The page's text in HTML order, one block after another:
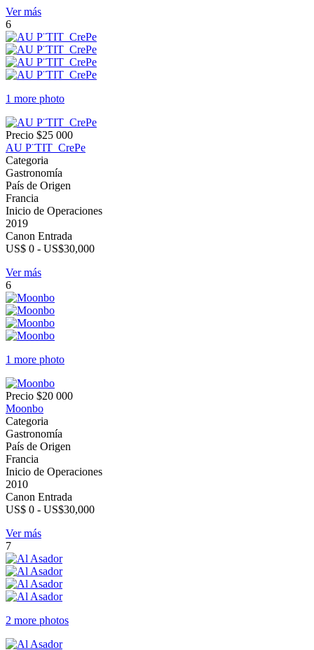
Ver más
6
1 more photo
Precio $25 000
AU P¨TIT CrePe
Categoria
Gastronomía
País de Origen
Francia
Inicio de Operaciones
2019
Canon Entrada
US$ 0 - US$30,000
Ver más
6
1 more photo
Precio $20 000
Moonbo
Categoria
Gastronomía
País de Origen
Francia
Inicio de Operaciones
2010
Canon Entrada
US$ 0 - US$30,000
Ver más
7
2 more photos